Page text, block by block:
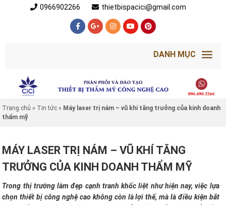
0966902266 thietbispacici@gmail.com
DANH MỤC
Trang chủ » Tin tức » Máy laser trị nám – vũ khí tăng trưởng của kinh doanh
thẩm mỹ
MÁY LASER TRỊ NÁM – VŨ KHÍ TĂNG
TRƯỞNG CỦA KINH DOANH THẨM MỸ
Trong thị trường làm đẹp cạnh tranh khốc liệt như hiện nay, việc lựa
chọn thiết bị công nghệ cao không còn là lợi thế, mà là điều kiện bắt